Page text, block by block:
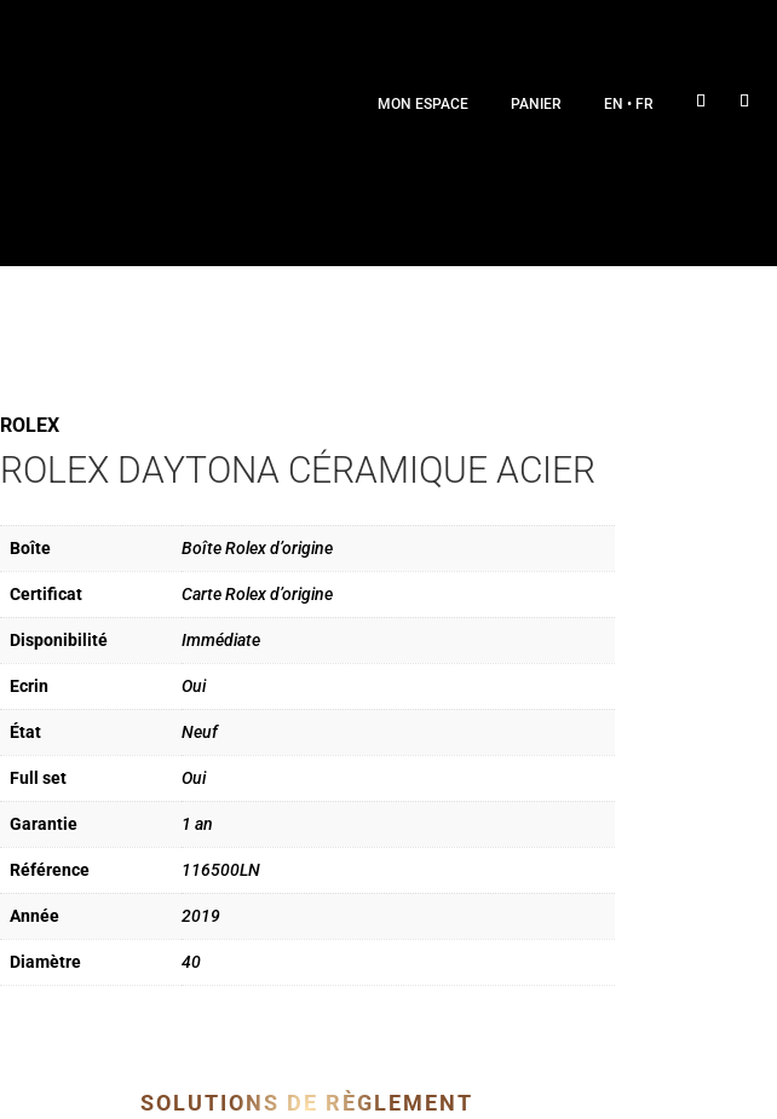
EN • FR
PANIER
MON ESPACE
ROLEX
ROLEX DAYTONA CÉRAMIQUE ACIER
Boîte Boîte Rolex d’origine
Certificat Carte Rolex d’origine
Disponibilité Immédiate
Ecrin Oui
État Neuf
Full set Oui
Garantie 1 an
Référence 116500LN
Année 2019
Diamètre 40
SOLUTIONS DE RÈGLEMENT